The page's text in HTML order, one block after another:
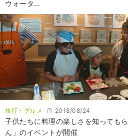
ウォータ…
旅行・グルメ 2018/08/24
子供たちに料理の楽しさを知っても
ん」のイベントが開催